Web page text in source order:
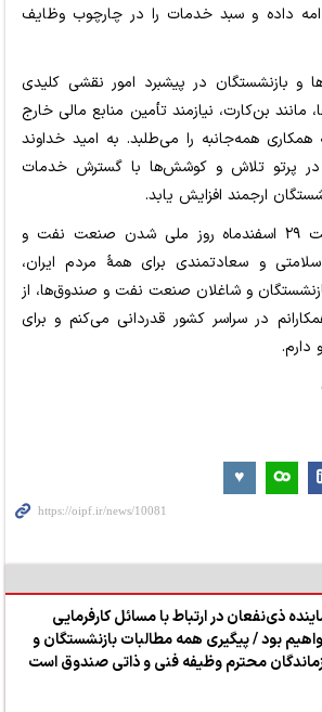
داده و سبد خدمات را در چارچوب وظایف
و بازنشستگان در پیشبرد امور نقشی کلیدی
بن‌کارت، نیازمند تأمین منابع مالی خارج
همه‌جانبه را می‌طلبد. به امید خداوند
متعال در سال ۱۴۰۴ در پرتو تلاش و کوشش‌ها با گسترش خدمات
ارجمند افزایش یابد.
در پایان، با گرامیداشت‌ ۲۹ اسفندماه روز ملی شدن صنعت نفت و
و سعادتمندی برای همۀ مردم ایران،
و شاغلان صنعت نفت و صندوق‌ها، از
در سراسر کشور قدردانی می‌کنم و برای
دارم.
ذی‌نفعان در ارتباط با مسائل کارفرمایی
بود / پیگیری همه مطالبات بازنشستگان و
محترم وظیفه فنی و ذاتی صندوق است